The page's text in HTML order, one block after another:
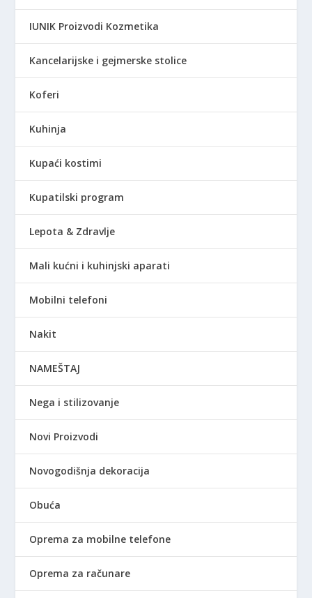
IUNIK Proizvodi Kozmetika
Kancelarijske i gejmerske stolice
Koferi
Kuhinja
Kupaći kostimi
Kupatilski program
Lepota & Zdravlje
Mali kućni i kuhinjski aparati
Mobilni telefoni
Nakit
NAMEŠTAJ
Nega i stilizovanje
Novi Proizvodi
Novogodišnja dekoracija
Obuća
Oprema za mobilne telefone
Oprema za računare